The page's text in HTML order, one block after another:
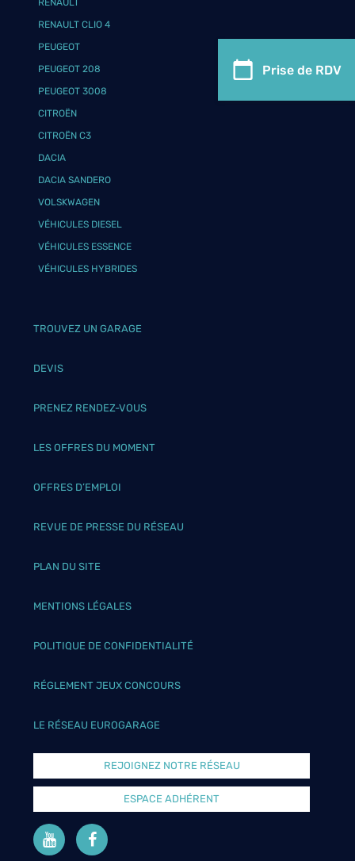
Prise de RDV
RENAULT
RENAULT CLIO 4
PEUGEOT
PEUGEOT 208
PEUGEOT 3008
CITROËN
CITROËN C3
DACIA
DACIA SANDERO
VOLSKWAGEN
VÉHICULES DIESEL
VÉHICULES ESSENCE
VÉHICULES HYBRIDES
TROUVEZ UN GARAGE
DEVIS
PRENEZ RENDEZ-VOUS
LES OFFRES DU MOMENT
OFFRES D’EMPLOI
REVUE DE PRESSE DU RÉSEAU
PLAN DU SITE
MENTIONS LÉGALES
POLITIQUE DE CONFIDENTIALITÉ
RÉGLEMENT JEUX CONCOURS
LE RÉSEAU EUROGARAGE
REJOIGNEZ NOTRE RÉSEAU
ESPACE ADHÉRENT